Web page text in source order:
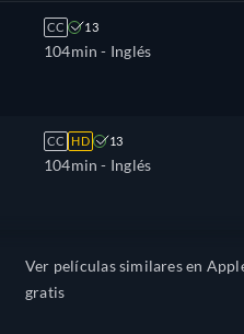
CC 13
104min - Inglés
CC HD 13
104min - Inglés
Ver películas similares en
gratis